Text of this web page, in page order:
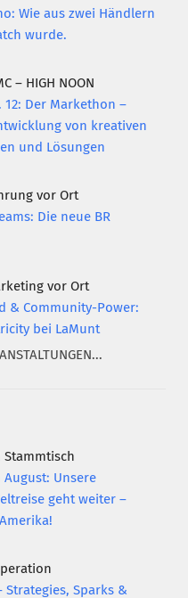
Wie aus zwei Händlern
wurde.
– HIGH NOON
12: Der Markethon –
von kreativen
und Lösungen
vor Ort
Die neue BR
vor Ort
& Community-Power:
bei LaMunt
Stammtisch
Unsere
geht weiter –
Strategies, Sparks &